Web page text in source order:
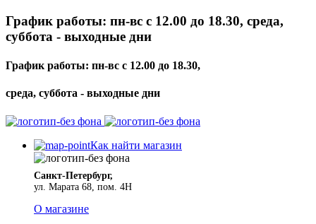
График работы: пн-вс с 12.00 до 18.30, среда,
суббота - выходные дни
График работы: пн-вс с 12.00 до 18.30,
среда, суббота - выходные дни
Как найти магазин
Санкт-Петербург,
ул. Марата 68, пом. 4Н
О магазине